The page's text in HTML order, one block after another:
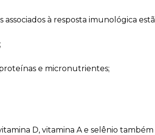
associados à resposta imunológica
e micronutrientes;
D, vitamina A e selênio